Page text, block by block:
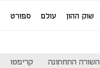
שוק ההון עולם ספורט
השורה התחתונה קריפטו